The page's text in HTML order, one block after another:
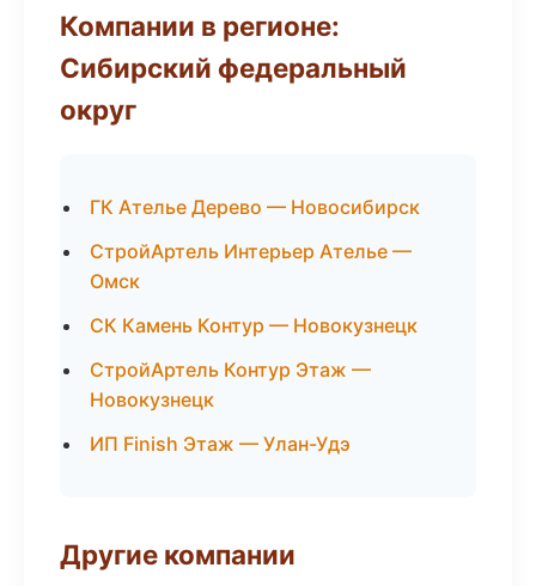
Компании в регионе:
Сибирский федеральный
округ
ГК Ателье Дерево — Новосибирск
СтройАртель Интерьер Ателье —
Омск
СК Камень Контур — Новокузнецк
СтройАртель Контур Этаж —
Новокузнецк
ИП Finish Этаж — Улан-Удэ
Другие компании